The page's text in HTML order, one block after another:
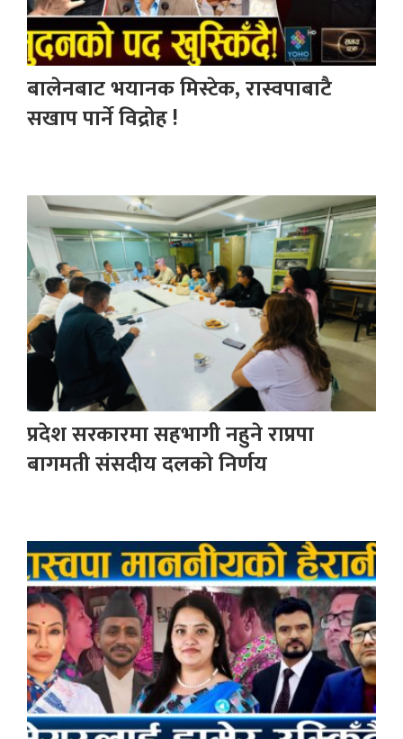
बालेनबाट भयानक मिस्टेक, रास्वपाबाटै
सखाप पार्ने विद्रोह !
प्रदेश सरकारमा सहभागी नहुने राप्रपा
बागमती संसदीय दलको निर्णय